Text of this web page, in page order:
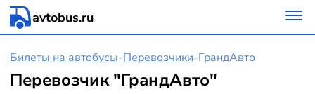
avtobus.ru
Билеты на автобусы-Перевозчики-ГрандАвто
Перевозчик "ГрандАвто"